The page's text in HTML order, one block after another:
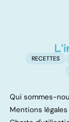
RECETTES
Qui sommes-
Mentions légales